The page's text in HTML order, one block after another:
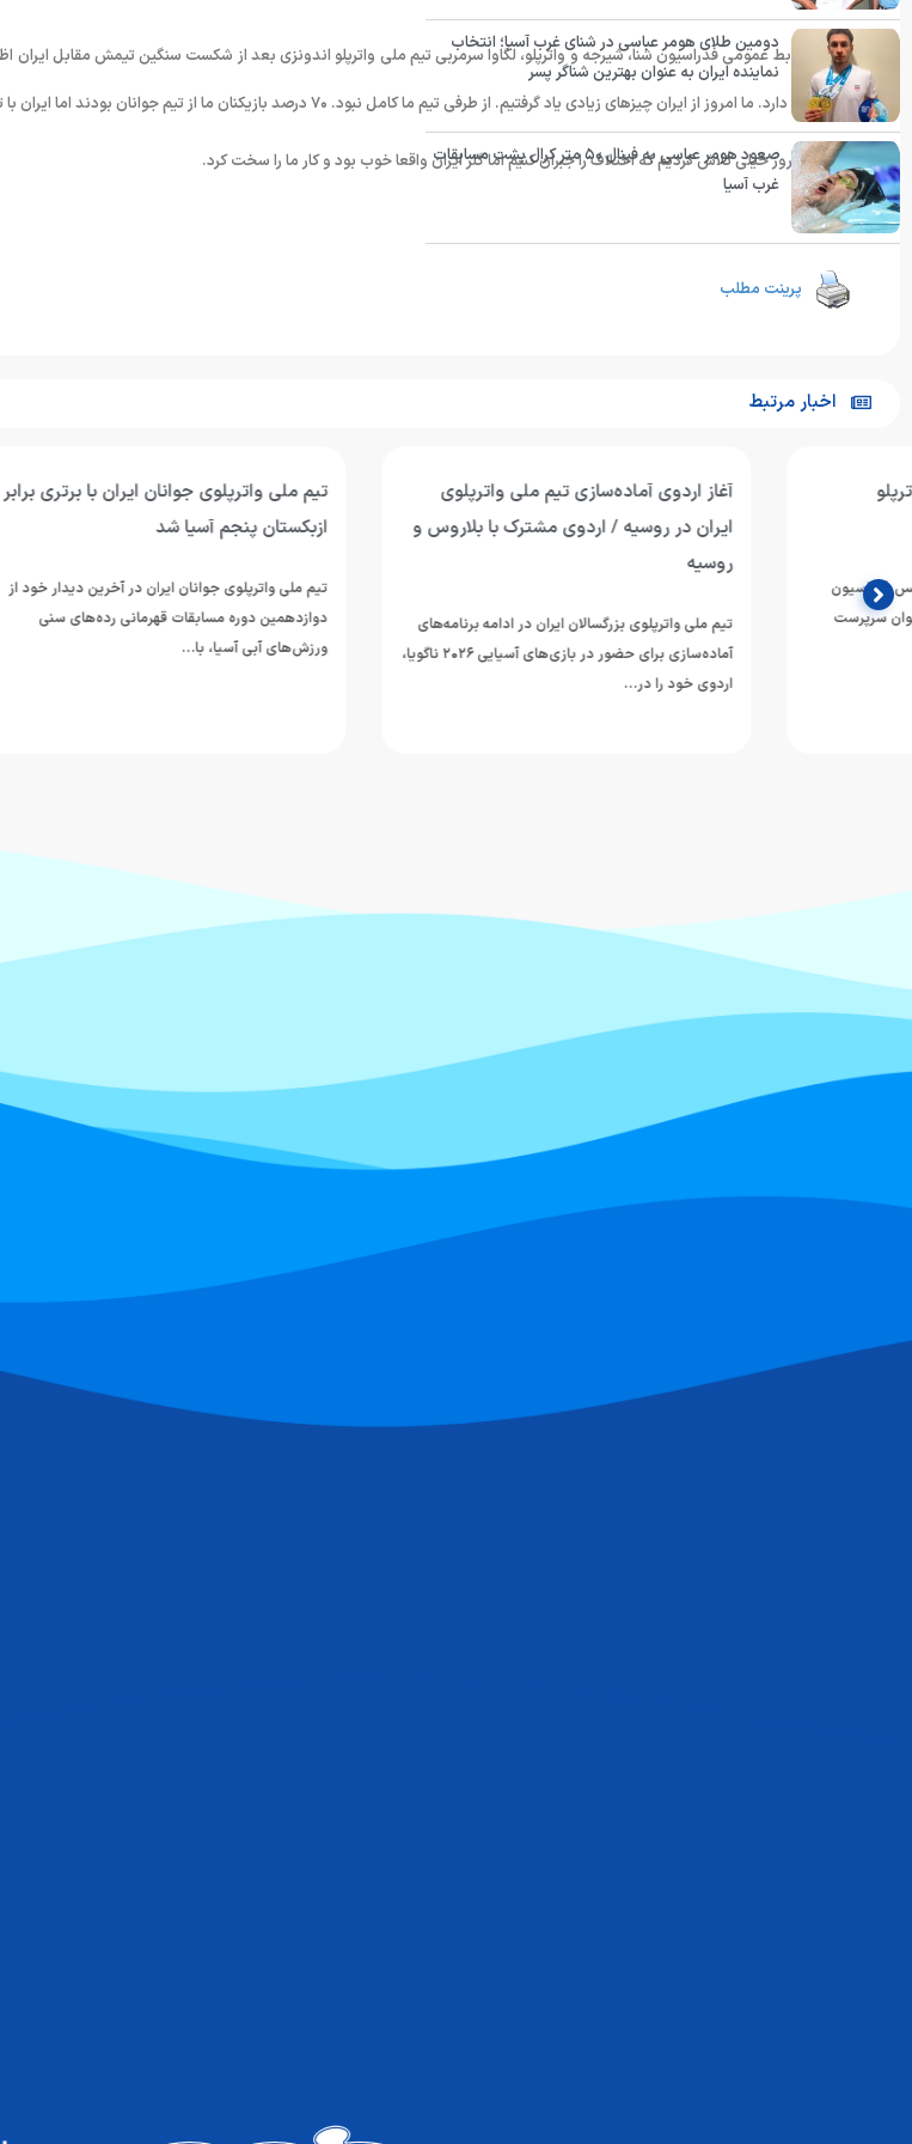
به گزارش روابط عمومی فدراسیون شنا، شیرجه و واترپلو، لگاوا سرمربی تیم ملی واترپلو اندونزی بعد از شکست سنگین تیمش مقابل ایران
تفاوت زیادی دارد. ما امروز از ایران چیزهای زیادی یاد گرفتیم. از طرفی تیم ما کامل نبود. ۷۰ درصد بازیکنان ما از تیم جوانان بودند اما ایران با تیم کاملش آمده بود.
وی افزود: امروز خیلی تلاش کردیم که اختلاف را جبران کنیم اما گلر ایران واقعا خوب بود و کار ما را سخت کرد.
انتهای پیام
پرینت مطلب
دومین طلای هومر عباسی در شنای غرب آسیا؛ انتخاب
نماینده ایران به عنوان بهترین شناگر پسر
صعود هومر عباسی به فینال ۵۰ متر کرال پشت مسابقات
غرب آسیا
اخبار مرتبط
آغاز اردوی آماده‌سازی تیم ملی واترپلوی
ایران در روسیه / اردوی مشترک با بلاروس و
تیم ملی واترپلوی بزرگسالان ایران در ادامه برنامه‌های
آماده‌سازی برای حضور در بازی‌های آسیایی ۲۰۲۶ ناگویا،
تیم ملی واترپلوی جوانان ایران با برتری برابر
ازبکستان پنجم آسیا شد
تیم ملی واترپلوی جوانان ایران در آخرین دیدار خود از
دوازدهمین دوره مسابقات قهرمانی رده‌های سنی
ورزش‌های آبی آسیا، با…
پیروزی
تیم ملی
ورزش‌های